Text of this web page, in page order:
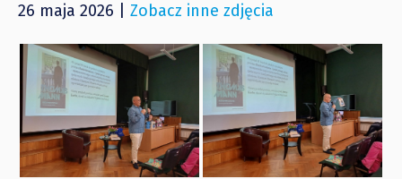
26 maja 2026 | Zobacz inne zdjęcia